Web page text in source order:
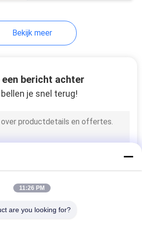
lichtmasten
Polen
Bekijk meer
een bericht achter
je snel terug!
11:26 PM
are you looking for?